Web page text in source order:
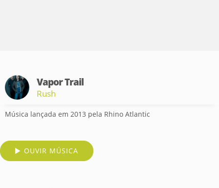
Vapor Trail
Rush
Música lançada em 2013 pela Rhino Atlantic
OUVIR MÚSICA